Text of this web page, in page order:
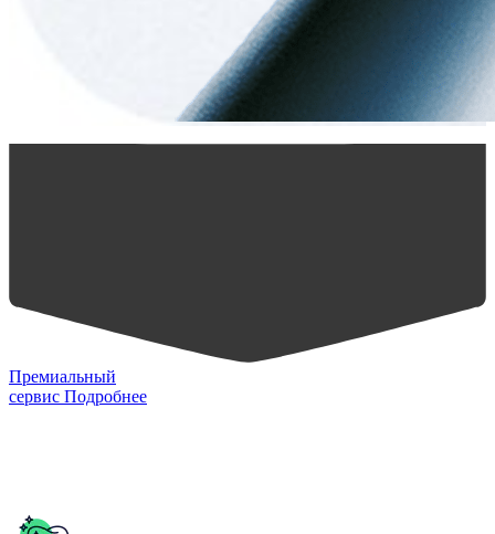
Премиальный
сервис Подробнее